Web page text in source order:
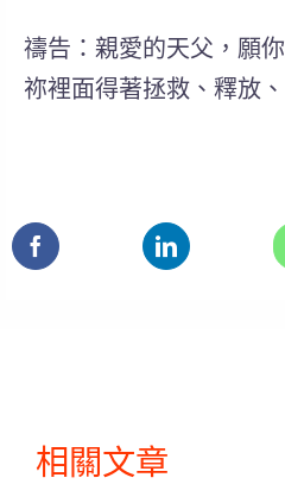
禱告：親愛的天父，願
祢裡面得著拯救、釋放
相關文章